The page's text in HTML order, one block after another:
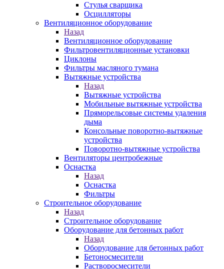
Стулья сварщика
Осцилляторы
Вентиляционное оборудование
Назад
Вентиляционное оборудование
Фильтровентиляционные установки
Циклоны
Фильтры масляного тумана
Вытяжные устройства
Назад
Вытяжные устройства
Мобильные вытяжные устройства
Пряморельсовые системы удаления
дыма
Консольные поворотно-вытяжные
устройства
Поворотно-вытяжные устройства
Вентиляторы центробежные
Оснастка
Назад
Оснастка
Фильтры
Строительное оборудование
Назад
Строительное оборудование
Оборудование для бетонных работ
Назад
Оборудование для бетонных работ
Бетоносмесители
Растворосмесители